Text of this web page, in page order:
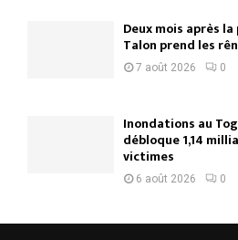
Deux mois après
Talon prend les
7 août 2026 0
Inondations au
débloque 1,14
victimes
6 août 2026 0